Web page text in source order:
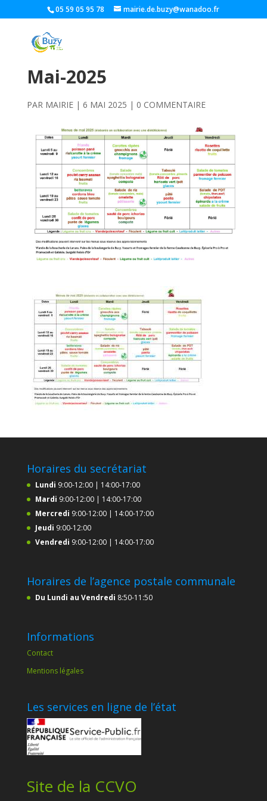
05 59 05 95 78 mairie.de.buzy@wanadoo.fr
Mai-2025
PAR MAIRIE| 6 MAI 2025 | 0 COMMENTAIRE
Horaires du secrétariat
Lundi 9:00-12:00 | 14:00-17:00
Mardi 9:00-12:00 | 14:00-17:00
Mercredi 9:00-12:00 | 14:00-17:00
Jeudi 9:00-12:00
Vendredi 9:00-12:00 | 14:00-17:00
Horaires de l’agence postale communale
Du Lundi au Vendredi 8:50-11:50
Informations
Contact
Mentions légales
Les services en ligne de l’état
Site de la CCVO